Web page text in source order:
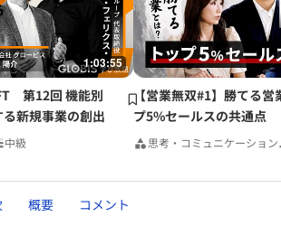
1:03:55
第12回 機能別
新規事業の創出
中級
【営業無双#1】勝てる営
プ5%セールスの共通点
思考・コミュニケーション
概要 コメント